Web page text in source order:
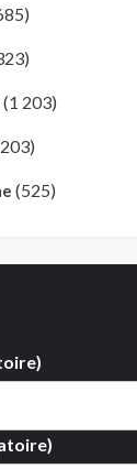
(1 203)
(525)